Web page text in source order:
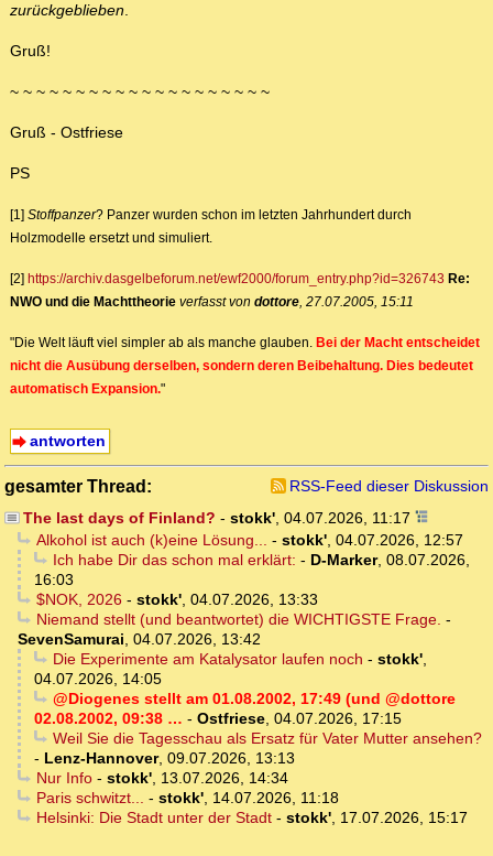
zurückgeblieben.
Gruß!
~ ~ ~ ~ ~ ~ ~ ~ ~ ~ ~ ~ ~ ~ ~ ~ ~ ~ ~ ~
Gruß - Ostfriese
PS
[1] Stoffpanzer? Panzer wurden schon im letzten Jahrhundert durch
Holzmodelle ersetzt und simuliert.
[2] https://archiv.dasgelbeforum.net/ewf2000/forum_entry.php?id=326743 Re:
NWO und die Machttheorie verfasst von dottore , 27.07.2005, 15:11
"Die Welt läuft viel simpler ab als manche glauben.
Bei der Macht entscheidet
nicht die Ausübung derselben, sondern deren Beibehaltung. Dies bedeutet
automatisch Expansion."
antworten
gesamter Thread:
RSS-Feed dieser Diskussion
The last days of Finland? - stokk', 04.07.2026, 11:17
Alkohol ist auch (k)eine Lösung... - stokk', 04.07.2026, 12:57
Ich habe Dir das schon mal erklärt: - D-Marker, 08.07.2026,
16:03
$NOK, 2026- stokk', 04.07.2026, 13:33
Niemand stellt (und beantwortet) die WICHTIGSTE Frage. -
SevenSamurai, 04.07.2026, 13:42
Die Experimente am Katalysator laufen noch - stokk',
04.07.2026, 14:05
@Diogenes stellt am 01.08.2002, 17:49 (und @dottore
02.08.2002, 09:38 … - Ostfriese, 04.07.2026, 17:15
Weil Sie die Tagesschau als Ersatz für Vater Mutter ansehen?
- Lenz-Hannover, 09.07.2026, 13:13
Nur Info- stokk', 13.07.2026, 14:34
Paris schwitzt... - stokk', 14.07.2026, 11:18
Helsinki: Die Stadt unter der Stadt- stokk', 17.07.2026, 15:17